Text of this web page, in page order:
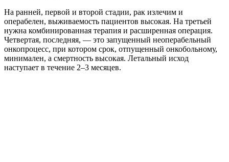
На ранней, первой и второй стадии, рак излечим и
операбелен, выживаемость пациентов высокая. На третьей
нужна комбинированная терапия и расширенная операция.
Четвертая, последняя, — это запущенный неоперабельный
онкопроцесс, при котором срок, отпущенный онкобольному,
минимален, а смертность высокая. Летальный исход
наступает в течение 2–3 месяцев.